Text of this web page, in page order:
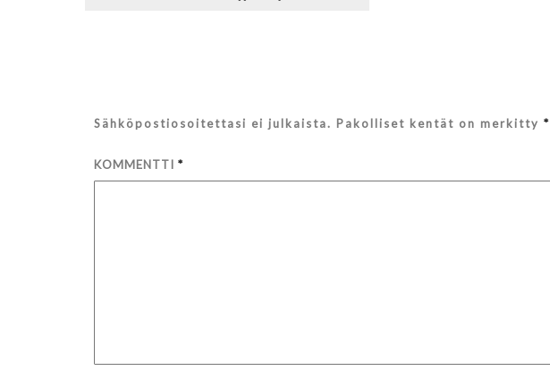
Sähköpostiosoitettasi ei julkaista. Pakolliset kentät on merkitty*
KOMMENTTI*